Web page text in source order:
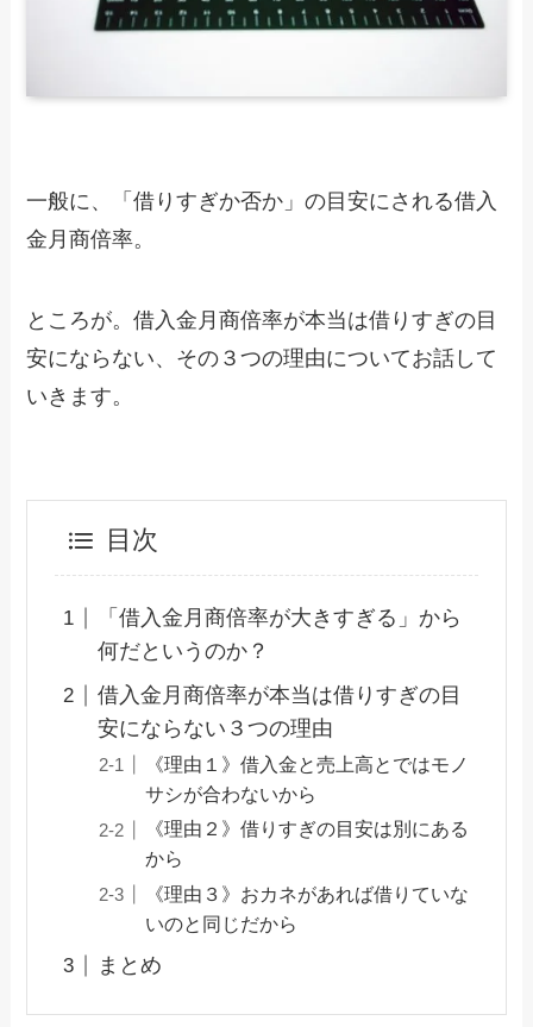
一般に、「借りすぎか否か」の目安にされる借入
金月商倍率。
ところが。借入金月商倍率が本当は借りすぎの目
安にならない、その３つの理由についてお話して
いきます。
目次
「借入金月商倍率が大きすぎる」から
何だというのか？
借入金月商倍率が本当は借りすぎの目
安にならない３つの理由
《理由１》借入金と売上高とではモノ
サシが合わないから
《理由２》借りすぎの目安は別にある
から
《理由３》おカネがあれば借りていな
いのと同じだから
まとめ